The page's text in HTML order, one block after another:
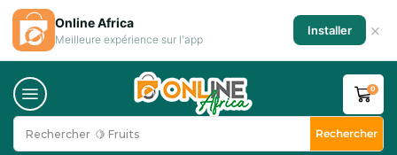
Rechercher 🥛 Milk Rechercher
0
Online Africa
Meilleure expérience sur l'app
Installer ×